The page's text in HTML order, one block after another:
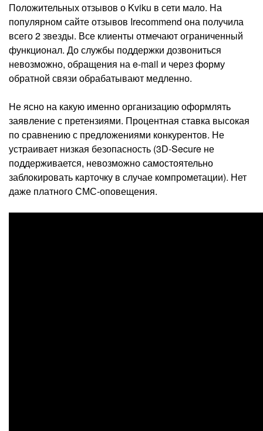
Положительных отзывов о Kviku в сети мало. На
популярном сайте отзывов Irecommend она получила
всего 2 звезды. Все клиенты отмечают ограниченный
функционал. До службы поддержки дозвониться
невозможно, обращения на e-mail и через форму
обратной связи обрабатывают медленно.
Не ясно на какую именно организацию оформлять
заявление с претензиями. Процентная ставка высокая
по сравнению с предложениями конкурентов. Не
устраивает низкая безопасность (3D-Secure не
поддерживается, невозможно самостоятельно
заблокировать карточку в случае компрометации). Нет
даже платного СМС-оповещения.